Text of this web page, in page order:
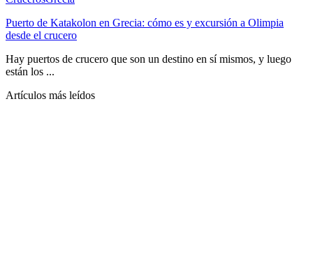
Puerto de Katakolon en Grecia: cómo es y excursión a Olimpia
desde el crucero
Hay puertos de crucero que son un destino en sí mismos, y luego
están los ...
Artículos más leídos